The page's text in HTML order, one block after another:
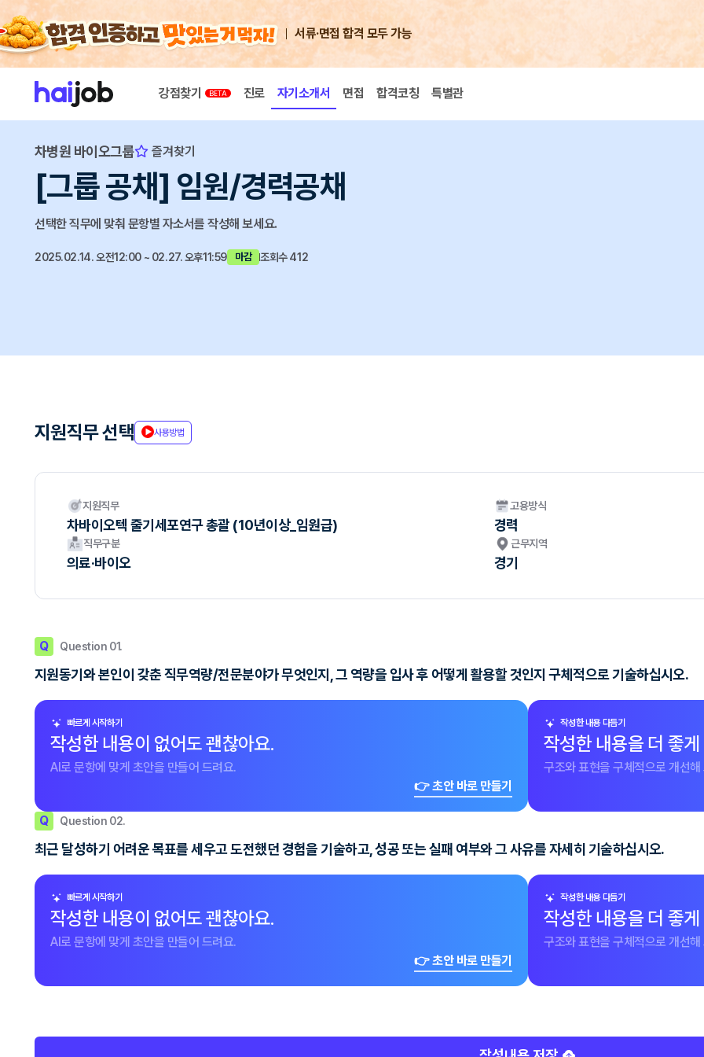
서류·면접 합격 모두 가능
강점찾기 진로 자기소개서 면접 합격코칭 특별관
차병원 바이오그룹 즐겨찾기
[그룹 공채] 임원/경력공채
선택한 직무에 맞춰 문항별 자소서를 작성해 보세요.
2025.02.14. 오전12:00 ~ 02.27. 오후11:59 마감 조회수 412
지원직무 선택 사용방법
지원직무
차바이오텍 줄기세포연구 총괄 (10년이상_임원급)
고용방식
경력
직무구분
의료·바이오
근무지역
경기
Q Question 01.
지원동기와 본인이 갖춘 직무역량/전문분야가 무엇인지, 그 역량을 입사 후 어떻게 활용할 것인지 구체적으로 기술하십시오.
빠르게 시작하기
작성한 내용이 없어도 괜찮아요.
AI로 문항에 맞게 초안을 만들어 드려요.
👉 초안 바로 만들기
작성한 내용 다듬기
작성한 내용을 더 좋
구조와 표현을 구체적으로 개선해
Q Question 02.
최근 달성하기 어려운 목표를 세우고 도전했던 경험을 기술하고, 성공 또는 실패 여부와 그 사유를 자세히 기술하십시오.
빠르게 시작하기
작성한 내용이 없어도 괜찮아요.
AI로 문항에 맞게 초안을 만들어 드려요.
👉 초안 바로 만들기
작성한 내용 다듬기
작성한 내용을 더 좋
구조와 표현을 구체적으로 개선해